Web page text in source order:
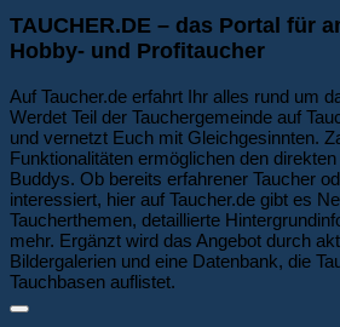
TAUCHER.DE – das Portal für
Hobby- und Profitaucher
Auf Taucher.de erfahrt Ihr alles rund um
Werdet Teil der Tauchergemeinde auf
und vernetzt Euch mit Gleichgesinnten.
Funktionalitäten ermöglichen den
Buddys. Ob bereits erfahrener Taucher
interessiert, hier auf Taucher.de gibt es
Taucherthemen, detaillierte
mehr. Ergänzt wird das Angebot durch
Bildergalerien und eine Datenbank, die
Tauchbasen auflistet.